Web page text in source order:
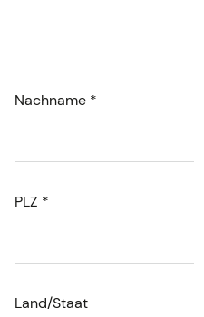
Nachname *
PLZ *
Land/Staat